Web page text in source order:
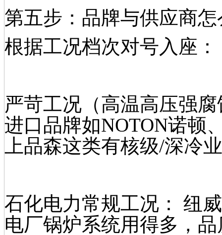
第五步：品牌与供应商怎
根据工况档次对号入座：
严苛工况（高温高压强
进口品牌如NOTON诺顿
上品森这类有核级/深冷
石化电力常规工况： 纽
电厂锅炉系统用得多，